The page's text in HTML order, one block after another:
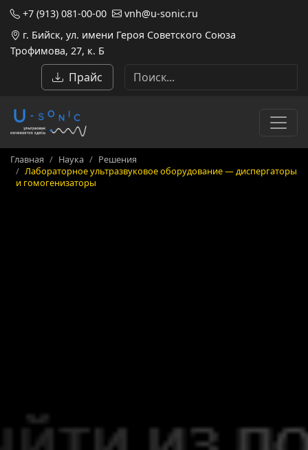
+7 (913) 081-00-00
vnh@u-sonic.ru
г. Бийск, ул. имени Героя Советского Союза
Трофимова, 27, к. Б
Прайс
Главная Наука
Решения
Лабораторное ультразвуковое оборудование — диспергаторы
и гомогенизаторы